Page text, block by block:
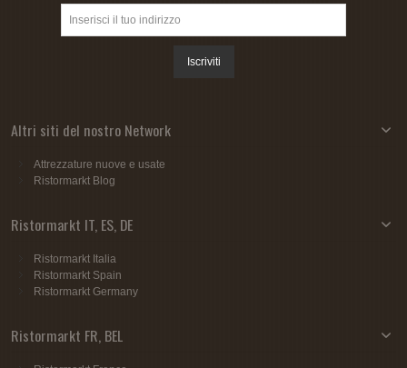
Iscriviti
Altri siti del nostro Network
Attrezzature nuove e usate
Ristormarkt Blog
Ristormarkt IT, ES, DE
Ristormarkt Italia
Ristormarkt Spain
Ristormarkt Germany
Ristormarkt FR, BEL